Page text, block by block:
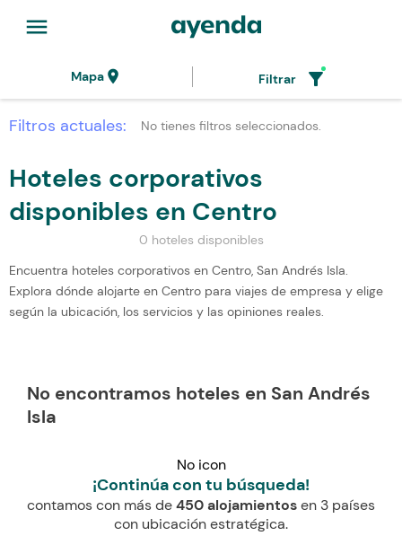
menu
Mapalocation_on Filtrar filter_alt
Filtros actuales: No tienes filtros seleccionados.
Hoteles corporativos
disponibles en Centro
0 hoteles disponibles
Encuentra hoteles corporativos en Centro, San Andrés Isla.
Explora dónde alojarte en Centro para viajes de empresa y elige
según la ubicación, los servicios y las opiniones reales.
No encontramos hoteles en San Andrés
Isla
No icon
¡Continúa con tu búsqueda!
contamos con más de450 alojamientosen 3 países
con ubicación estratégica.